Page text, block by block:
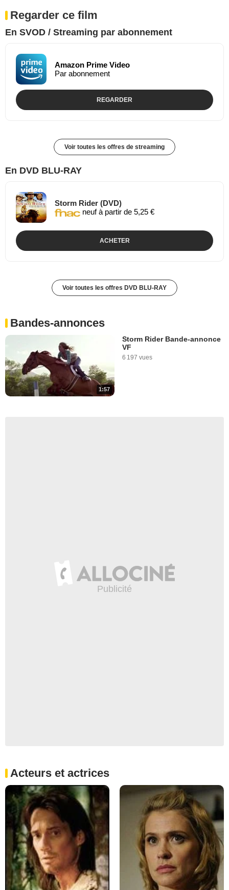
Regarder ce film
En SVOD / Streaming par abonnement
Amazon Prime Video
Par abonnement
REGARDER
Voir toutes les offres de streaming
En DVD BLU-RAY
Storm Rider (DVD)
neuf à partir de 5,25 €
ACHETER
Voir toutes les offres DVD BLU-RAY
Bandes-annonces
1:57
Storm Rider Bande-annonce
VF
6 197 vues
Acteurs et actrices